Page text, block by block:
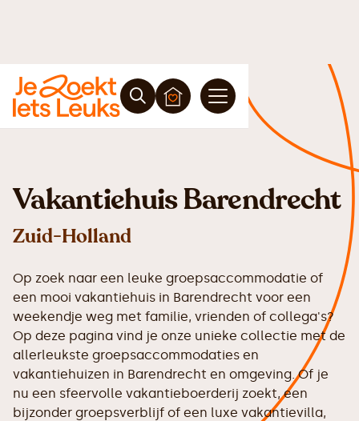
Vakantiehuis Barendrecht
Zuid-Holland
Op zoek naar een leuke groepsaccommodatie of
een mooi vakantiehuis in Barendrecht voor een
weekendje weg met familie, vrienden of collega's?
Op deze pagina vind je onze unieke collectie met de
allerleukste groepsaccommodaties en
vakantiehuizen in Barendrecht en omgeving. Of je
nu een sfeervolle vakantieboerderij zoekt, een
bijzonder groepsverblijf of een luxe vakantievilla,